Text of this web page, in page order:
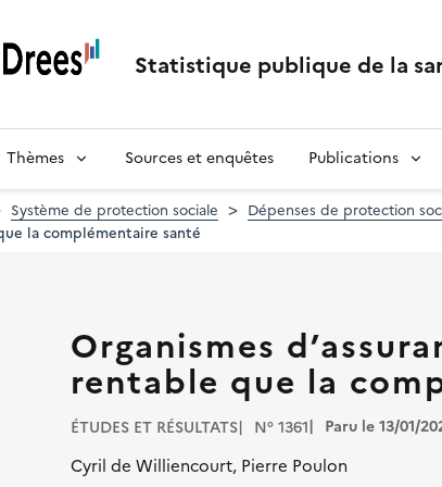
Statistique publique de la
Thèmes Sources et enquêtes Publications
Système de protection sociale Dépenses de protection
la complémentaire santé
Organismes
rentable que la
ÉTUDES ET RÉSULTATS N° 1361 Paru le 13/01/
Cyril de Williencourt, Pierre Poulon